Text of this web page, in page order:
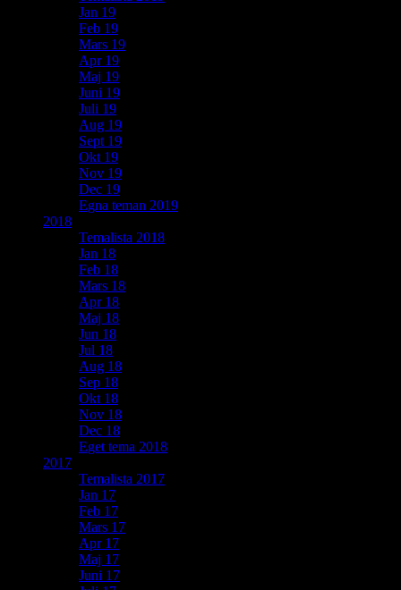
Jan 19
Feb 19
Mars 19
Apr 19
Maj 19
Juni 19
Juli 19
Aug 19
Sept 19
Okt 19
Nov 19
Dec 19
Egna teman 2019
2018
Temalista 2018
Jan 18
Feb 18
Mars 18
Apr 18
Maj 18
Jun 18
Jul 18
Aug 18
Sep 18
Okt 18
Nov 18
Dec 18
Eget tema 2018
2017
Temalista 2017
Jan 17
Feb 17
Mars 17
Apr 17
Maj 17
Juni 17